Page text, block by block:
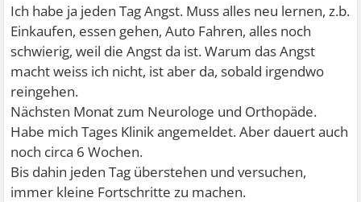
Ich habe ja jeden Tag Angst. Muss alles neu lernen, z.b.
Einkaufen, essen gehen, Auto Fahren, alles noch
schwierig, weil die Angst da ist. Warum das Angst
macht weiss ich nicht, ist aber da, sobald irgendwo
reingehen.
Nächsten Monat zum Neurologe und Orthopäde.
Habe mich Tages Klinik angemeldet. Aber dauert auch
noch circa 6 Wochen.
Bis dahin jeden Tag überstehen und versuchen,
immer kleine Fortschritte zu machen.